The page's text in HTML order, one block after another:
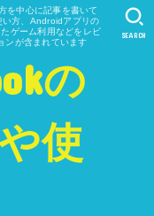
を中心に記事を書いて
方、Androidアプリの
ゲーム利用などをレビ
ンが含まれています
の
使
SEARCH